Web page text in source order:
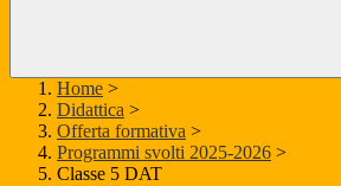
Home >
Didattica >
Offerta formativa >
Programmi svolti 2025-2026 >
Classe 5 DAT